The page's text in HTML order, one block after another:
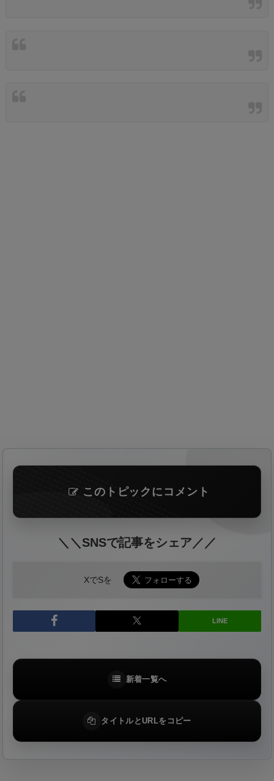
このトピックにコメント
＼＼SNSで記事をシェア／／
XでSを
LINE
新着一覧へ
タイトルとURLをコピー